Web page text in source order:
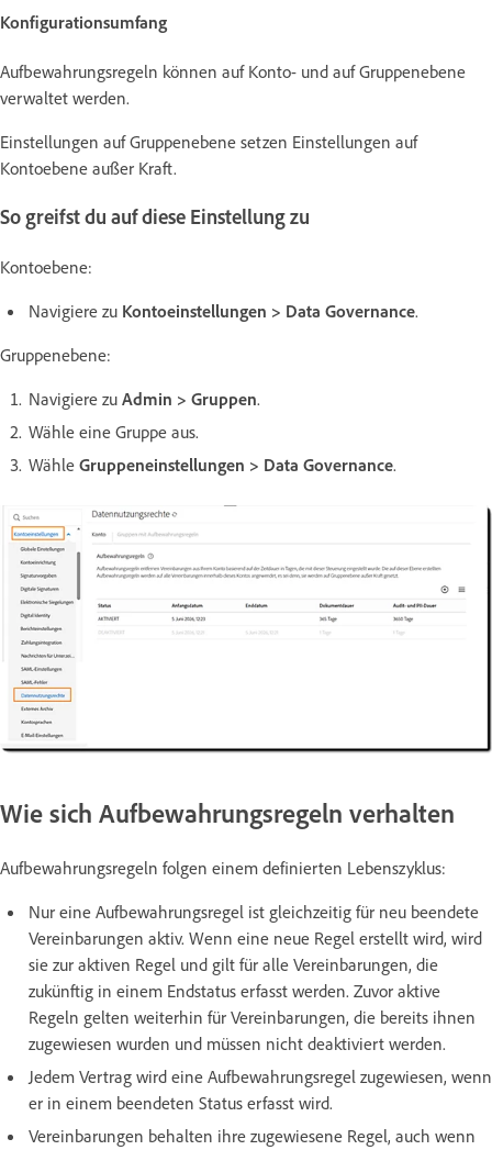
Konfigurationsumfang
Aufbewahrungsregeln können auf Konto- und auf Gruppenebene
verwaltet werden.
Einstellungen auf Gruppenebene setzen Einstellungen auf
Kontoebene außer Kraft.
So greifst du auf diese Einstellung zu
Kontoebene:
Navigiere zu Kontoeinstellungen > Data Governance.
Gruppenebene:
Navigiere zu Admin > Gruppen.
Wähle eine Gruppe aus.
Wähle Gruppeneinstellungen > Data Governance.
Wie sich Aufbewahrungsregeln verhalten
Aufbewahrungsregeln folgen einem definierten Lebenszyklus:
Nur eine Aufbewahrungsregel ist gleichzeitig für neu beendete
Vereinbarungen aktiv. Wenn eine neue Regel erstellt wird, wird
sie zur aktiven Regel und gilt für alle Vereinbarungen, die
zukünftig in einem Endstatus erfasst werden. Zuvor aktive
Regeln gelten weiterhin für Vereinbarungen, die bereits ihnen
zugewiesen wurden und müssen nicht deaktiviert werden.
Jedem Vertrag wird eine Aufbewahrungsregel zugewiesen, wenn
er in einem beendeten Status erfasst wird.
Vereinbarungen behalten ihre zugewiesene Regel, auch wenn